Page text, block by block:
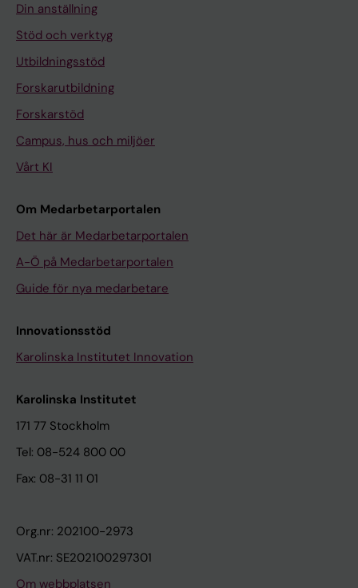
Din anställning
Stöd och verktyg
Utbildningsstöd
Forskarutbildning
Forskarstöd
Campus, hus och miljöer
Vårt KI
Om Medarbetarportalen
Det här är Medarbetarportalen
A-Ö på Medarbetarportalen
Guide för nya medarbetare
Innovationsstöd
Karolinska Institutet Innovation
Karolinska Institutet
171 77 Stockholm
Tel: 08-524 800 00
Fax: 08-31 11 01
Org.nr: 202100-2973
VAT.nr: SE202100297301
Om webbplatsen